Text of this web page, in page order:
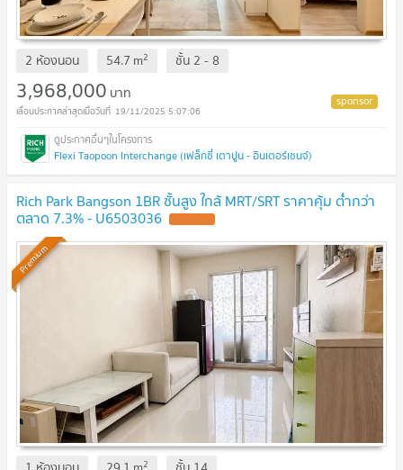
2 ห้องนอน 54.7 m2 ชั้น 2 - 8
3,968,000 บาท
19/11/2025 5:07:06
Flexi Taopoon Interchange (เฟล็กซี่ เตาปูน - อินเตอร์เชนจ์)
Rich Park Bangson 1BR ชั้นสูง ใกล้ MRT/SRT ราคาคุ้ม ต่ำกว่า
ตลาด 7.3% - U6503036
Premium
2